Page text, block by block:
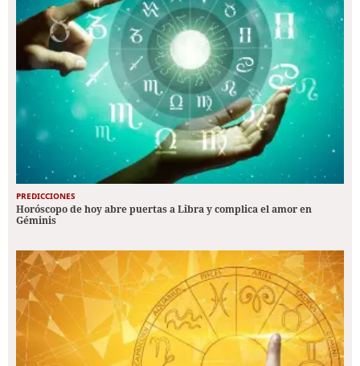
PREDICCIONES
Horóscopo de hoy abre puertas a Libra y complica el amor en
Géminis